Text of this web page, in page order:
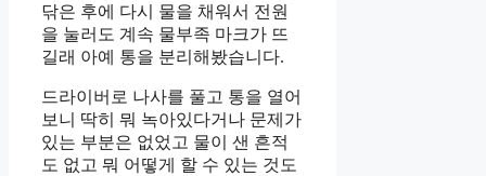
닦은 후에 다시 물을 채워서 전원
을 눌러도 계속 물부족 마크가 뜨
길래 아예 통을 분리해봤습니다.
드라이버로 나사를 풀고 통을 열어
보니 딱히 뭐 녹아있다거나 문제가
있는 부분은 없었고 물이 샌 흔적
도 없고 뭐 어떻게 할 수 있는 것도